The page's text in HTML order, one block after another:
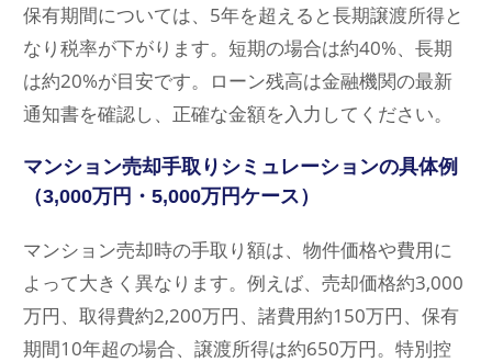
保有期間については、5年を超えると長期譲渡所得と
なり税率が下がります。短期の場合は約40%、長期
は約20%が目安です。ローン残高は金融機関の最新
通知書を確認し、正確な金額を入力してください。
マンション売却手取りシミュレーションの具体例
（3,000万円・5,000万円ケース）
マンション売却時の手取り額は、物件価格や費用に
よって大きく異なります。例えば、売却価格約3,000
万円、取得費約2,200万円、諸費用約150万円、保有
期間10年超の場合、譲渡所得は約650万円。特別控